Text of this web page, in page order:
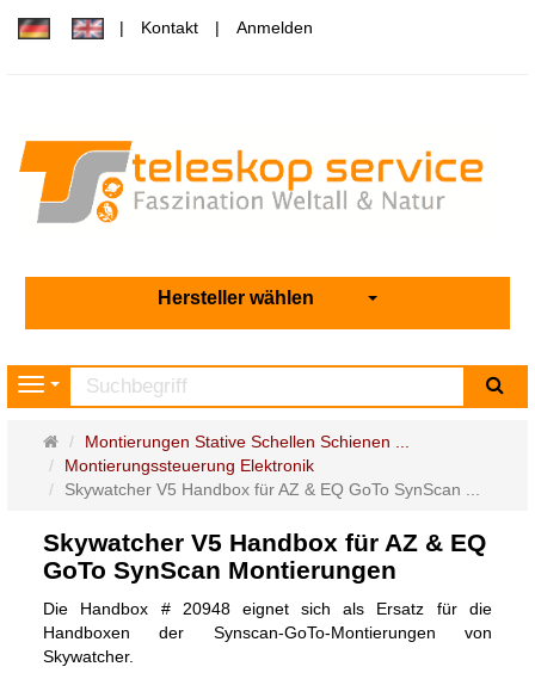
Kontakt Anmelden
Hersteller wählen
Navigation
Startseite
Montierungen Stative Schellen Schienen ...
Montierungssteuerung Elektronik
Skywatcher V5 Handbox für AZ & EQ GoTo SynScan ...
Skywatcher V5 Handbox für AZ & EQ
GoTo SynScan Montierungen
Die Handbox # 20948 eignet sich als Ersatz für die
Handboxen der Synscan-GoTo-Montierungen von
Skywatcher.